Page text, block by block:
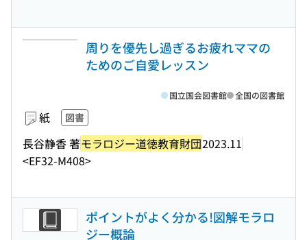
周りを優先し過ぎるお疲れママの
ためのご自愛レッスン
紙 図書
長谷静香 著モラロジー道徳教育財団2023.11
<EF32-M408>
国立国会図書館 全国の図書館
ポイントがよく分かる!図解モラロ
ジー概論